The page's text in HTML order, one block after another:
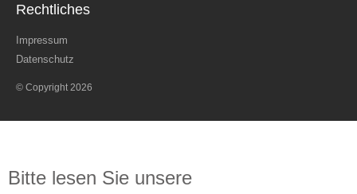
Rechtliches
Impressum
Datenschutz
© Copyright 2026
Bitte lesen Sie unsere